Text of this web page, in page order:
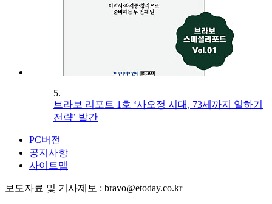
5.
브라보 리포트 1호 ‘사오정 시대, 73세까지 일하기
전략’ 발간
PC버전
공지사항
사이트맵
보도자료 및 기사제보 : bravo@etoday.co.kr